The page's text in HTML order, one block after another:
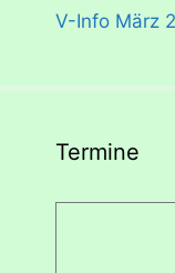
V-Info März
Termine